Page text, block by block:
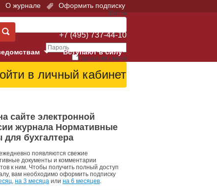
О журнале Оформить подписку
Войти
Запомнить меня
+7 (495) 737-44-10
Вступают в силу
суды
в г. Москве
Суд
сайте электронной
журнала Нормативные
для бухгалтера
появляются свежие
документы и комментарии
к ним. Чтобы получить полный доступ
вам необходимо оформить подписку
, на 3 месяца или на 6 месяцев.